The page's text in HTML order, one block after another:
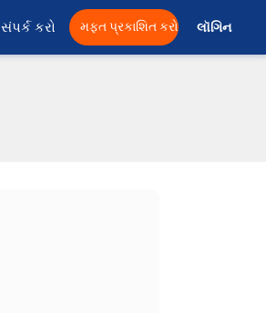
સંપર્ક કરો મફત પ્રકાશિત કરો લૉગિન